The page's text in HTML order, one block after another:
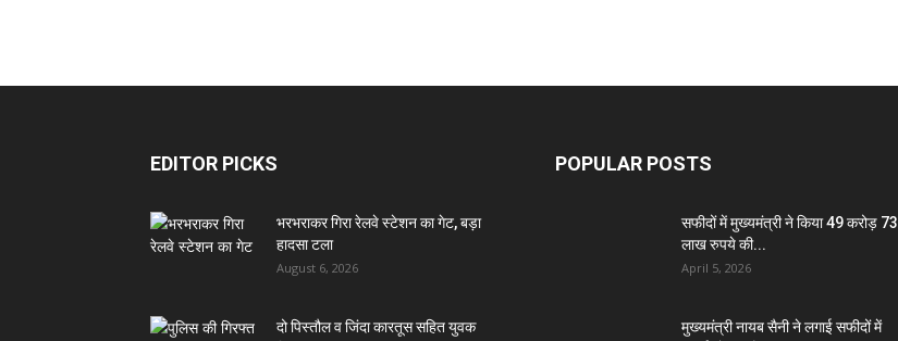
EDITOR PICKS
भरभराकर गिरा रेलवे स्टेशन का गेट, बड़ा
हादसा टला
August 6, 2026
दो पिस्तौल व जिंदा कारतूस सहित युवक
POPULAR POSTS
सफीदों में मुख्यमंत्री ने किया 49 करोड़ 73
लाख रुपये की...
April 5, 2026
मुख्यमंत्री नायब सैनी ने लगाई सफीदों में